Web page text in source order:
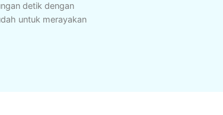
detik dengan
untuk merayakan